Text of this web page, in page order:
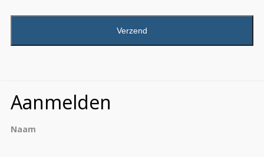
Aanmelden
Naam